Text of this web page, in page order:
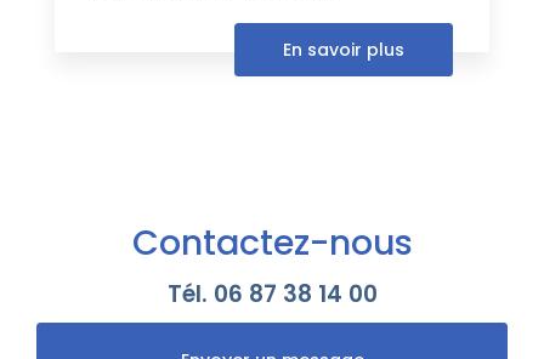
En savoir plus
Contactez-nous
Tél. 06 87 38 14 00